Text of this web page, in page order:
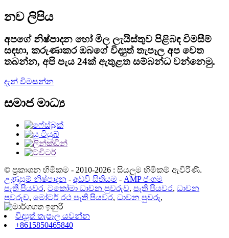
නව ලිපිය
අපගේ නිෂ්පාදන හෝ මිල ලැයිස්තුව පිළිබඳ විමසීම්
සඳහා, කරුණාකර ඔබගේ විද්‍යුත් තැපෑල අප වෙත
තබන්න, අපි පැය 24ක් ඇතුළත සම්බන්ධ වන්නෙමු.
දැන් විමසන්න
සමාජ මාධ්‍ය
© ප්‍රකාශන හිමිකම - 2010-2026 : සියලුම හිමිකම් ඇවිරිණි.
උණුසුම් නිෂ්පාදන - අඩවි සිතියම - AMP ජංගම
පැති පියවර, ටකෝමා ධාවන පුවරුව, පැති පියවර, ධාවන
පුවරුව, මෝටර් රථ පැති පියවර, ධාවන පුවරු,
විද්‍යුත් තැපෑල යවන්න
+8615850465840